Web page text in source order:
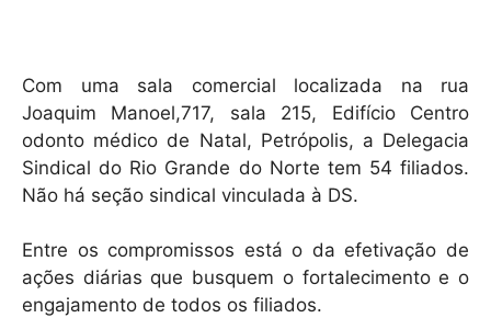
p
o
k
Com uma sala comercial localizada na rua
Joaquim Manoel,717, sala 215, Edifício Centro
odonto médico de Natal, Petrópolis, a Delegacia
Sindical do Rio Grande do Norte tem 54 filiados.
Não há seção sindical vinculada à DS.
Entre os compromissos está o da efetivação de
ações diárias que busquem o fortalecimento e o
engajamento de todos os filiados.